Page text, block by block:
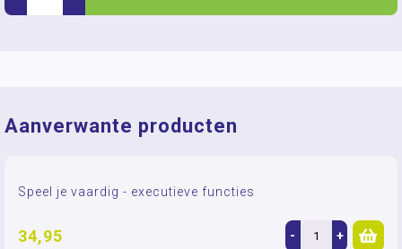
Aanverwante producten
Speel je vaardig - executieve functies
34,95 - +